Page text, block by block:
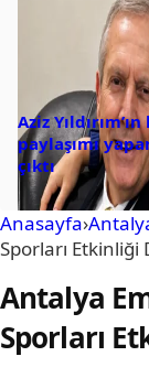
Aziz
paylaşımı
çıktı
Anasayfa›
Sporları Etkinliği
Antalya
Sporları